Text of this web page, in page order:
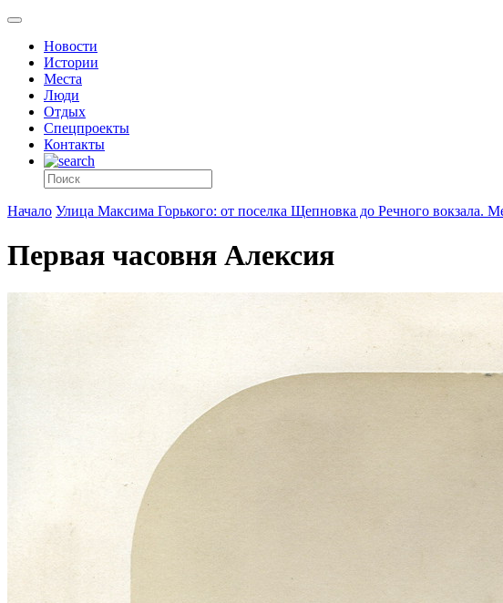
Новости
Истории
Места
Люди
Отдых
Спецпроекты
Контакты
Начало Улица Максима Горького: от поселка Щепновка до Речного вокзала.
Первая часовня Алексия